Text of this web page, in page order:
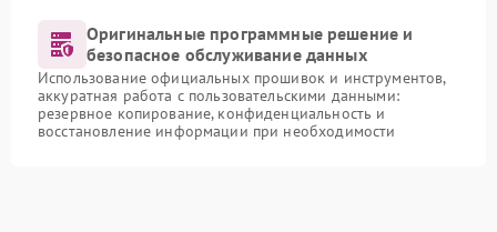
Оригинальные программные решение и
безопасное обслуживание данных
Использование официальных прошивок и инструментов,
аккуратная работа с пользовательскими данными:
резервное копирование, конфиденциальность и
восстановление информации при необходимости